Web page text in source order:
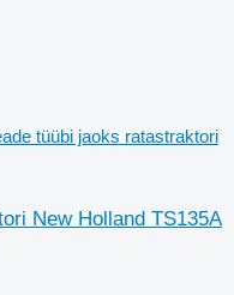
tüübi jaoks ratastraktori
New Holland TS135A